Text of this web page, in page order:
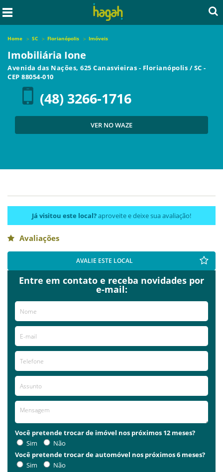
Home SC Florianópolis Imóveis
Imobiliária Ione
Avenida das Nações, 625 Canasvieiras - Florianópolis /SC -
CEP 88054-010
(48) 3266-1716
VER NO WAZE
Já visitou este local?aproveite e deixe sua avaliação!
Avaliações
AVALIE ESTE LOCAL
Entre em contato e receba novidades por
e-mail:
Você pretende trocar de imóvel nos próximos 12 meses?
Sim
Não
Você pretende trocar de automóvel nos próximos 6 meses?
Sim
Não